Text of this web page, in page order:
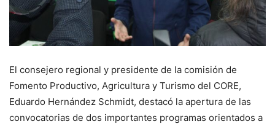
El consejero regional y presidente de la comisión de
Fomento Productivo, Agricultura y Turismo del CORE,
Eduardo Hernández Schmidt, destacó la apertura de las
convocatorias de dos importantes programas orientados a